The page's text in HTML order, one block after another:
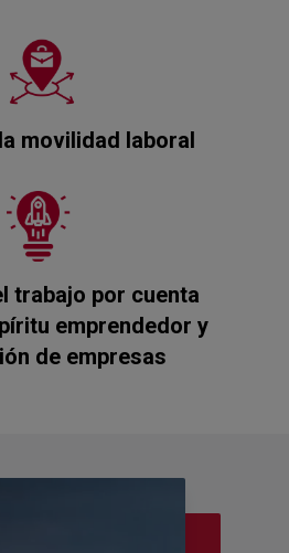
movilidad laboral
trabajo por cuenta
emprendedor y
de empresas